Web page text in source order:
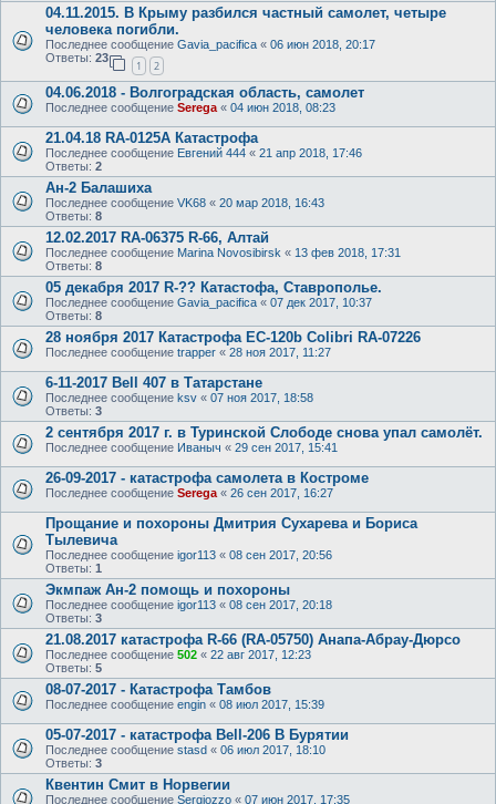
04.11.2015. В Крыму разбился частный самолет, четыре
человека погибли.
Последнее сообщение Gavia_pacifica « 06 июн 2018, 20:17
Ответы: 23
1 2
04.06.2018 - Волгоградская область, самолет
Последнее сообщение Serega « 04 июн 2018, 08:23
21.04.18 RA-0125А Катастрофа
Последнее сообщение Евгений 444 « 21 апр 2018, 17:46
Ответы: 2
Ан-2 Балашиха
Последнее сообщение VK68 « 20 мар 2018, 16:43
Ответы: 8
12.02.2017 RA-06375 R-66, Алтай
Последнее сообщение Marina Novosibirsk « 13 фев 2018, 17:31
Ответы: 8
05 декабря 2017 R-?? Катастофа, Ставрополье.
Последнее сообщение Gavia_pacifica « 07 дек 2017, 10:37
Ответы: 8
28 ноября 2017 Катастрофа ЕС-120b Colibri RA-07226
Последнее сообщение trapper « 28 ноя 2017, 11:27
6-11-2017 Bell 407 в Татарстане
Последнее сообщение ksv « 07 ноя 2017, 18:58
Ответы: 3
2 сентября 2017 г. в Туринской Слободе снова упал самолёт.
Последнее сообщение Иваныч « 29 сен 2017, 15:41
26-09-2017 - катастрофа самолета в Костроме
Последнее сообщение Serega « 26 сен 2017, 16:27
Прощание и похороны Дмитрия Сухарева и Бориса
Тылевича
Последнее сообщение igor113 « 08 сен 2017, 20:56
Ответы: 1
Экмпаж Ан-2 помощь и похороны
Последнее сообщение igor113 « 08 сен 2017, 20:18
Ответы: 3
21.08.2017 катастрофа R-66 (RA-05750) Анапа-Абрау-Дюрсо
Последнее сообщение 502 « 22 авг 2017, 12:23
Ответы: 5
08-07-2017 - Катастрофа Тамбов
Последнее сообщение engin « 08 июл 2017, 15:39
05-07-2017 - катастрофа Bell-206 В Бурятии
Последнее сообщение stasd « 06 июл 2017, 18:10
Ответы: 3
Квентин Смит в Норвегии
Последнее сообщение Sergiozzo « 07 июн 2017, 17:35